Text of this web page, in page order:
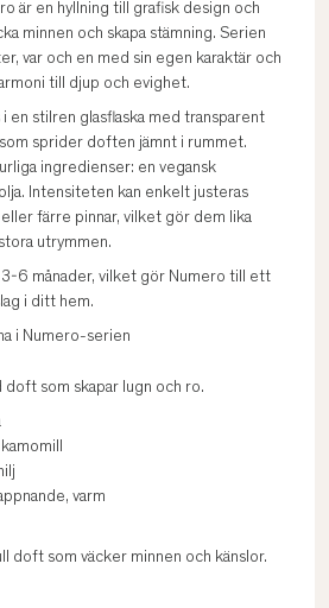
är en hyllning till grafisk design och
minnen och skapa stämning. Serien
var och en med sin egen karaktär och
till djup och evighet.
en stilren glasflaska med transparent
sprider doften jämnt i rummet.
ingredienser: en vegansk
Intensiteten kan enkelt justeras
färre pinnar, vilket gör dem lika
utrymmen.
6 månader, vilket gör Numero till ett
i ditt hem.
i Numero-serien
doft som skapar lugn och ro.
varm
doft som väcker minnen och känslor.